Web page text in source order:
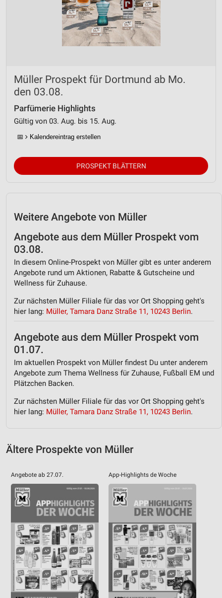
Müller Prospekt für Dortmund ab Mo.
den 03.08.
Parfümerie Highlights
Gültig von 03. Aug. bis 15. Aug.
📅 Kalendereintrag erstellen
PROSPEKT BLÄTTERN
Weitere Angebote von Müller
Angebote aus dem Müller Prospekt vom
03.08.
In diesem Online-Prospekt von Müller gibt es unter anderem
Angebote rund um Aktionen, Rabatte & Gutscheine und
Wellness für Zuhause.
Zur nächsten Müller Filiale für das vor Ort Shopping geht's
hier lang: Müller, Tamara Danz Straße 11, 10243 Berlin.
Angebote aus dem Müller Prospekt vom
01.07.
Im aktuellen Prospekt von Müller findest Du unter anderem
Angebote zum Thema Wellness für Zuhause, Fußball EM und
Plätzchen Backen.
Zur nächsten Müller Filiale für das vor Ort Shopping geht's
hier lang: Müller, Tamara Danz Straße 11, 10243 Berlin.
Ältere Prospekte von Müller
Angebote ab 27.07. App-Highlights de Woche